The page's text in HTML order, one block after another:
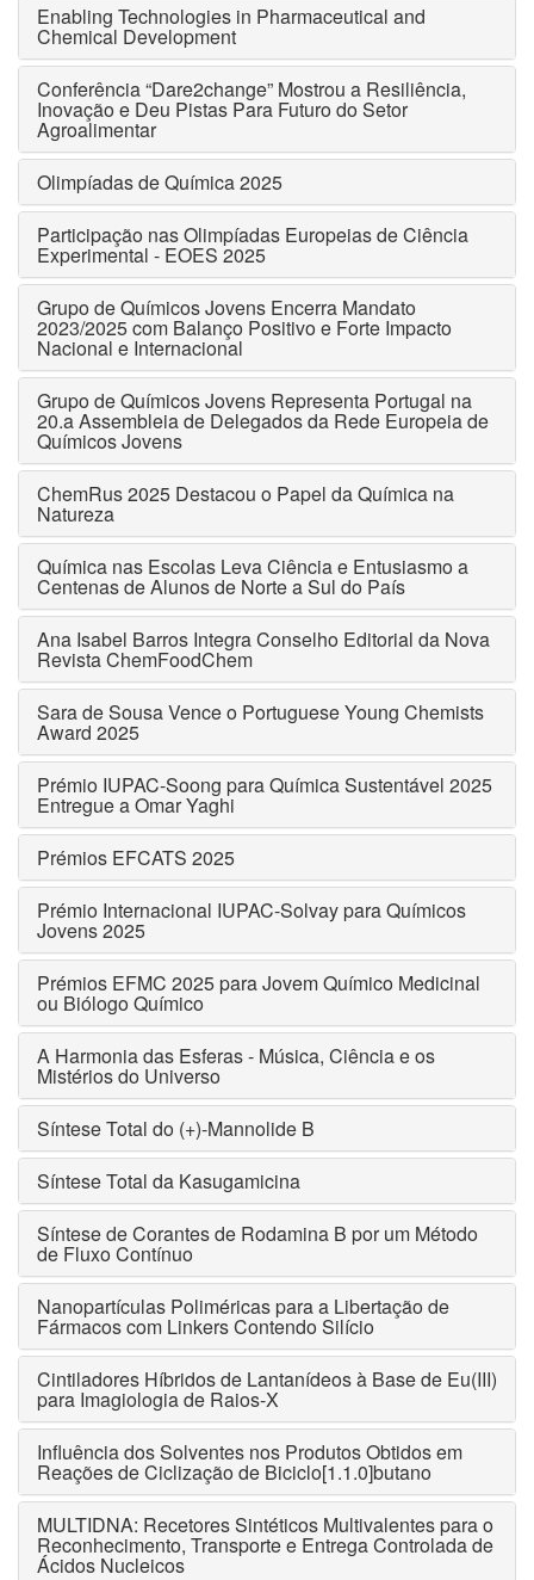
Enabling Technologies in Pharmaceutical and
Chemical Development
Conferência “Dare2change” Mostrou a Resiliência,
Inovação e Deu Pistas Para Futuro do Setor
Agroalimentar
Olimpíadas de Química 2025
Participação nas Olimpíadas Europeias de Ciência
Experimental - EOES 2025
Grupo de Químicos Jovens Encerra Mandato
2023/2025 com Balanço Positivo e Forte Impacto
Nacional e Internacional
Grupo de Químicos Jovens Representa Portugal na
20.a Assembleia de Delegados da Rede Europeia de
Químicos Jovens
ChemRus 2025 Destacou o Papel da Química na
Natureza
Química nas Escolas Leva Ciência e Entusiasmo a
Centenas de Alunos de Norte a Sul do País
Ana Isabel Barros Integra Conselho Editorial da Nova
Revista ChemFoodChem
Sara de Sousa Vence o Portuguese Young Chemists
Award 2025
Prémio IUPAC-Soong para Química Sustentável 2025
Entregue a Omar Yaghi
Prémios EFCATS 2025
Prémio Internacional IUPAC-Solvay para Químicos
Jovens 2025
Prémios EFMC 2025 para Jovem Químico Medicinal
ou Biólogo Químico
A Harmonia das Esferas - Música, Ciência e os
Mistérios do Universo
Síntese Total do (+)-Mannolide B
Síntese Total da Kasugamicina
Síntese de Corantes de Rodamina B por um Método
de Fluxo Contínuo
Nanopartículas Poliméricas para a Libertação de
Fármacos com Linkers Contendo Silício
Cintiladores Híbridos de Lantanídeos à Base de Eu(III)
para Imagiologia de Raios-X
Influência dos Solventes nos Produtos Obtidos em
Reações de Ciclização de Biciclo[1.1.0]butano
MULTIDNA: Recetores Sintéticos Multivalentes para o
Reconhecimento, Transporte e Entrega Controlada de
Ácidos Nucleicos